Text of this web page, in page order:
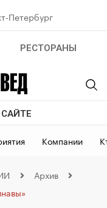
Петербург
РЕСТОРАНЫ
Компании
Архив